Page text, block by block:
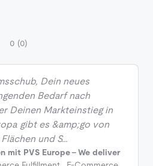
0 (0)
Dein neues
Bedarf nach
Deinen Markteinstieg in
gibt es &amp;go von
und S…
mit PVS Europe - We deliver